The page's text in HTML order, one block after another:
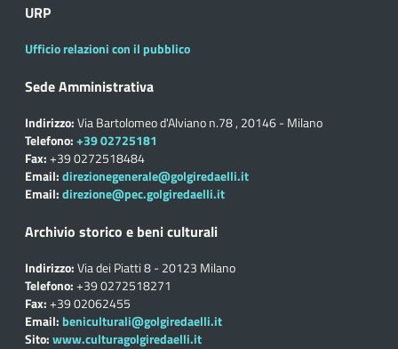
URP
Ufficio relazioni con il pubblico
Sede Amministrativa
Indirizzo:Via Bartolomeo d'Alviano n.78 , 20146 - Milano
Telefono:+39 02725181
Fax:+39 0272518484
Email:direzionegenerale@golgiredaelli.it
Email:direzione@pec.golgiredaelli.it
Archivio storico e beni culturali
Indirizzo:Via dei Piatti 8 - 20123 Milano
Telefono:+39 0272518271
Fax:+39 02062455
Email: beniculturali@golgiredaelli.it
Sito:www.culturagolgiredaelli.it